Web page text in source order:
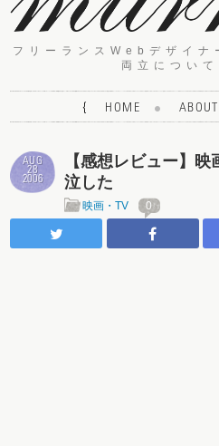
フリーランスWebデザイナ
両立につい
{ HOME ABOUT
AUG
28
2006
【感想レビュー】
泣した
映画・TV 0